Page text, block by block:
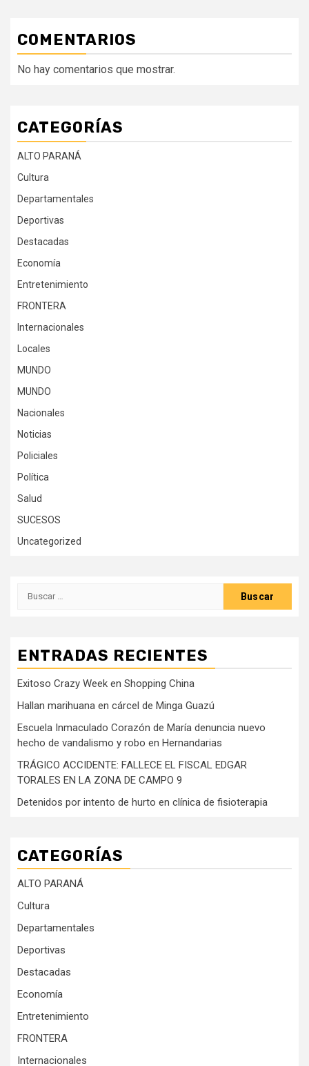
COMENTARIOS
No hay comentarios que mostrar.
CATEGORÍAS
ALTO PARANÁ
Cultura
Departamentales
Deportivas
Destacadas
Economía
Entretenimiento
FRONTERA
Internacionales
Locales
MUNDO
MUNDO
Nacionales
Noticias
Policiales
Política
Salud
SUCESOS
Uncategorized
Buscar:
ENTRADAS RECIENTES
Exitoso Crazy Week en Shopping China
Hallan marihuana en cárcel de Minga Guazú
Escuela Inmaculado Corazón de María denuncia nuevo
hecho de vandalismo y robo en Hernandarias
TRÁGICO ACCIDENTE: FALLECE EL FISCAL EDGAR
TORALES EN LA ZONA DE CAMPO 9
Detenidos por intento de hurto en clínica de fisioterapia
CATEGORÍAS
ALTO PARANÁ
Cultura
Departamentales
Deportivas
Destacadas
Economía
Entretenimiento
FRONTERA
Internacionales